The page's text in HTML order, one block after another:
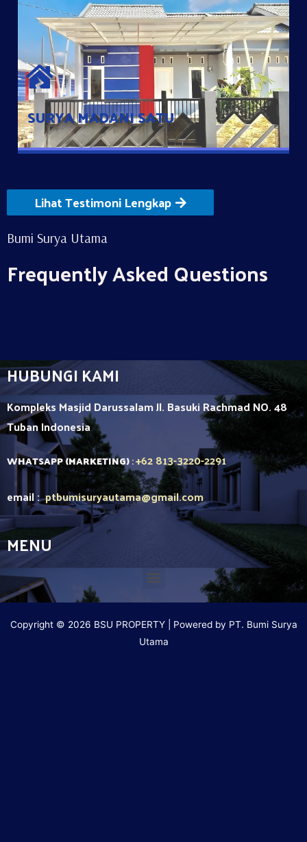
SURYA MADANI SATU
SURYA MADANI SATU
Satu-satunya Hunian nyaman dengan harga subsidi hanya 100
jutaan dengan lokasi strategis di Tuban
Lihat Testimoni Lengkap
Bumi Surya Utama
Frequently Asked Questions
HUBUNGI KAMI
Kompleks Masjid Darussalam Jl. Basuki Rachmad NO. 48
TubanIndonesia
WHATSAPP (MARKETING):+62 813-3220-2291
email :ptbumisuryautama@gmail.com
MENU
Copyright © 2026 BSU PROPERTY | Powered by PT. Bumi Surya
Utama